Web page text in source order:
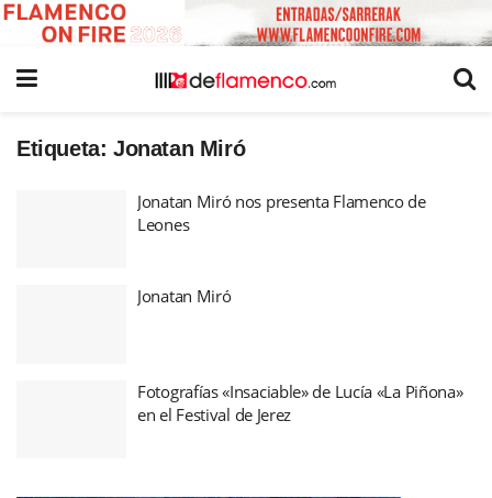
Etiqueta: Jonatan Miró
Jonatan Miró nos presenta Flamenco de
Leones
Jonatan Miró
Fotografías «Insaciable» de Lucía «La Piñona»
en el Festival de Jerez